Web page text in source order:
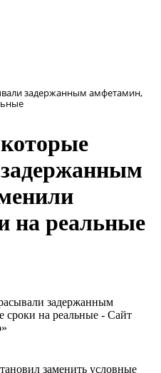
задержанным амфетамин,
на реальные
заменить условные